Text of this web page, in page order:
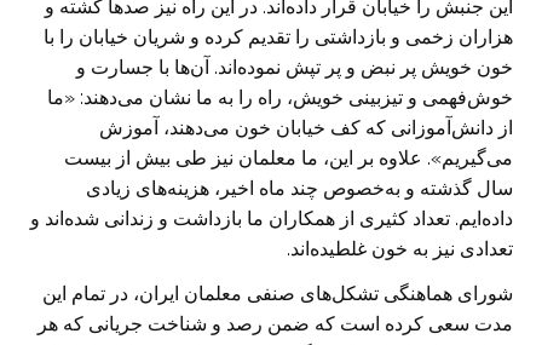
این جنبش را خیابان قرار داده‌اند. در این راه نیز صدها کشته و
هزاران زخمی ‌و بازداشتی را تقدیم کرده و شریان خیابان را با
خون خویش پر نبض و پر تپش نموده‌اند. آن‌ها با جسارت و
خوش‌فهمی و تیزبینی خویش، راه را به ما نشان می‌دهند: «ما
از دانش‌آموزانی که کف خیابان خون می‌دهند، آموزش
می‌گیریم». علاوه بر این، ما معلمان نیز طی بیش از بیست
سال گذشته و به‌خصوص چند ماه اخیر، هزینه‌های زیادی
داده‌ایم. تعداد کثیری از همکاران ما بازداشت و زندانی شده‌اند و
تعدادی نیز به خون غلطیده‌اند.
شورای هماهنگی تشکل‌های صنفی معلمان ایران، در تمام این
مدت سعی کرده است که ضمن رصد و شناخت جریانی که هر